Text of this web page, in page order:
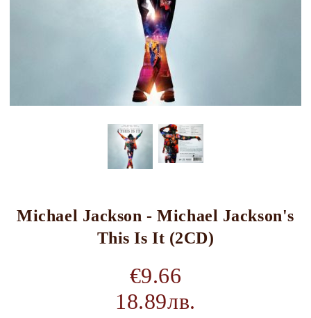
Michael Jackson - Michael Jackson's
This Is It (2CD)
€9.66
18.89лв.